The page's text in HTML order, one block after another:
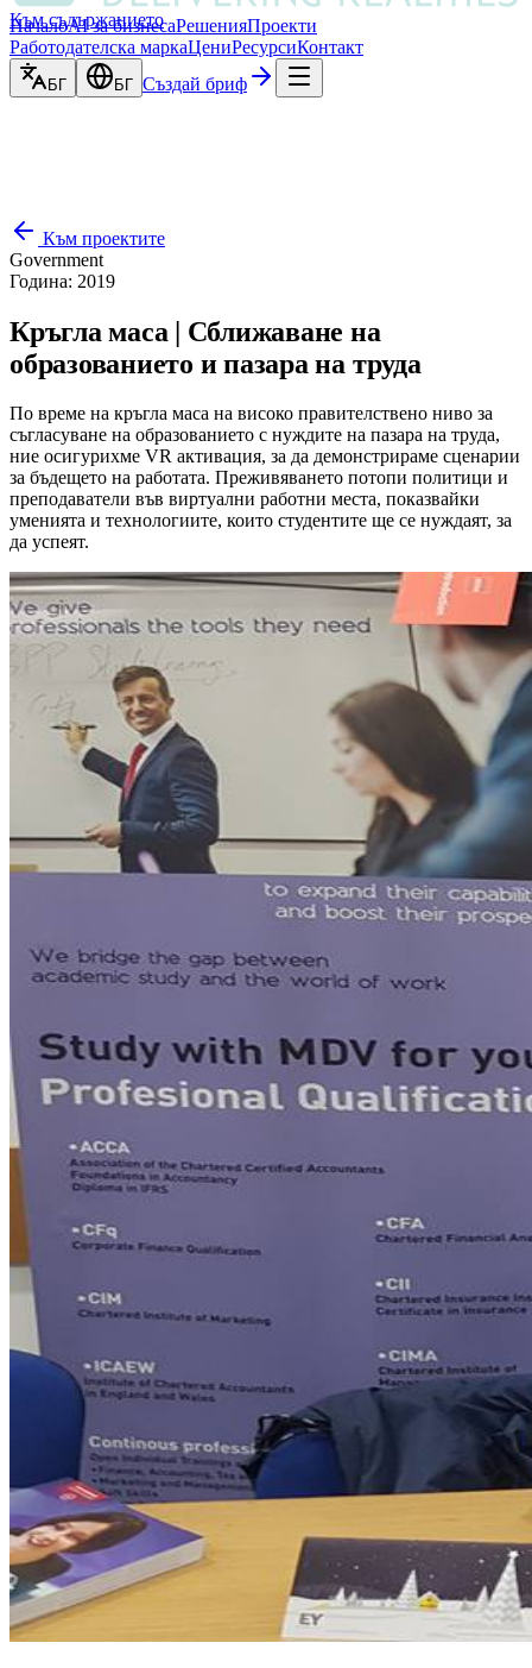
Към съдържанието
НачалоAI за бизнесаРешенияПроекти
Работодателска маркаЦениРесурсиКонтакт
БГ БГ Създай бриф
Към проектите
Government
Година: 2019
Кръгла маса | Сближаване на
образованието и пазара на труда
По време на кръгла маса на високо правителствено ниво за
съгласуване на образованието с нуждите на пазара на труда,
ние осигурихме VR активация, за да демонстрираме сценарии
за бъдещето на работата. Преживяването потопи политици и
преподаватели във виртуални работни места, показвайки
уменията и технологиите, които студентите ще се нуждаят, за
да успеят.